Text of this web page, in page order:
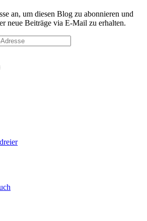
an, um diesen Blog zu abonnieren und
neue Beiträge via E-Mail zu erhalten.